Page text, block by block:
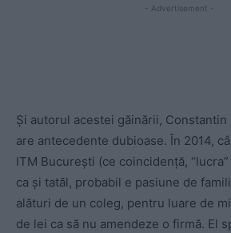
- Advertisement -
Și autorul acestei găinării,
are antecedente dubioase. În 2014,
ITM București (ce coincidență, “lucra”
ca și tatăl, probabil e pasiune de
alături de un coleg, pentru luare de
de lei ca să nu amendeze o firmă. El